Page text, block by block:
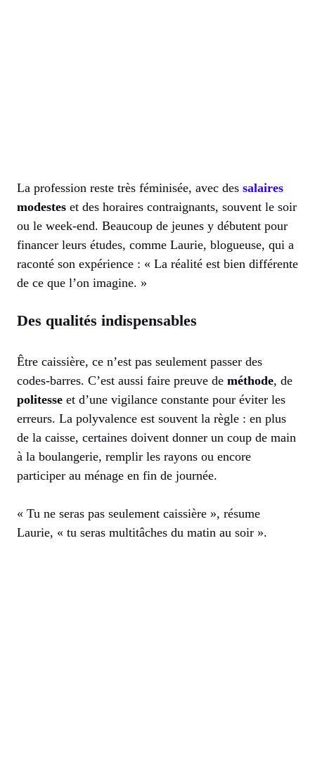
La profession reste très féminisée, avec des salaires
modestes et des horaires contraignants, souvent le soir
ou le week-end. Beaucoup de jeunes y débutent pour
financer leurs études, comme Laurie, blogueuse, qui a
raconté son expérience : « La réalité est bien différente
de ce que l’on imagine. »
Des qualités indispensables
Être caissière, ce n’est pas seulement passer des
codes-barres. C’est aussi faire preuve de méthode, de
politesse et d’une vigilance constante pour éviter les
erreurs. La polyvalence est souvent la règle : en plus
de la caisse, certaines doivent donner un coup de main
à la boulangerie, remplir les rayons ou encore
participer au ménage en fin de journée.
« Tu ne seras pas seulement caissière », résume
Laurie, « tu seras multitâches du matin au soir ».